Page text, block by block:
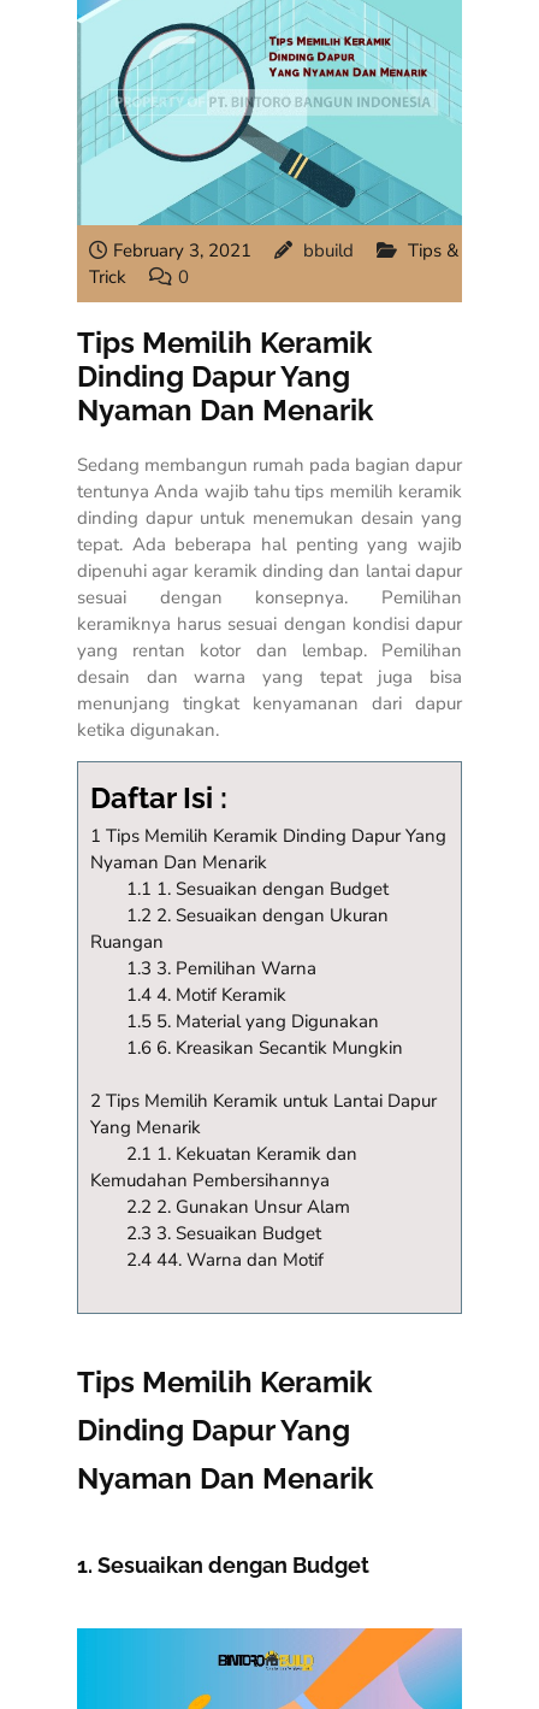
February 3, 2021 bbuild
Tips &
Trick
0
Tips Memilih Keramik
Dinding Dapur Yang
Nyaman Dan Menarik
Sedang membangun rumah pada bagian dapur
tentunya Anda wajib tahu tips memilih keramik
dinding dapur untuk menemukan desain yang
tepat. Ada beberapa hal penting yang wajib
dipenuhi agar keramik dinding dan lantai dapur
sesuai dengan konsepnya. Pemilihan
keramiknya harus sesuai dengan kondisi dapur
yang rentan kotor dan lembap. Pemilihan
desain dan warna yang tepat juga bisa
menunjang tingkat kenyamanan dari dapur
ketika digunakan.
Daftar Isi :
1 Tips Memilih Keramik Dinding Dapur Yang
Nyaman Dan Menarik
1.1 1. Sesuaikan dengan Budget
1.2 2. Sesuaikan dengan Ukuran
Ruangan
1.3 3. Pemilihan Warna
1.4 4. Motif Keramik
1.5 5. Material yang Digunakan
1.6 6. Kreasikan Secantik Mungkin
2 Tips Memilih Keramik untuk Lantai Dapur
Yang Menarik
2.1 1. Kekuatan Keramik dan
Kemudahan Pembersihannya
2.2 2. Gunakan Unsur Alam
2.3 3. Sesuaikan Budget
2.4 44. Warna dan Motif
Tips Memilih Keramik
Dinding Dapur Yang
Nyaman Dan Menarik
1. Sesuaikan dengan Budget